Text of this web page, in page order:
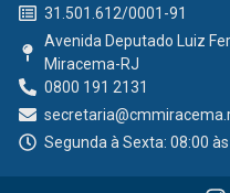
31.501.612/0001-91
Avenida Deputado Luiz
Miracema-RJ
0800 191 2131
Segunda à Sexta: 08:00